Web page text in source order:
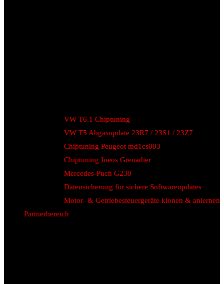
VW T6.1 Chiptuning
VW T5 Abgasupdate 23R7 / 23S1 / 23Z7
Chiptuning Peugeot md1cs003
Chiptuning Ineos Grenadier
Mercedes-Puch G230
Datensicherung für sichere Softwareupdates
Motor- & Getriebesteuergeräte klonen & anlernen
Partnerbereich